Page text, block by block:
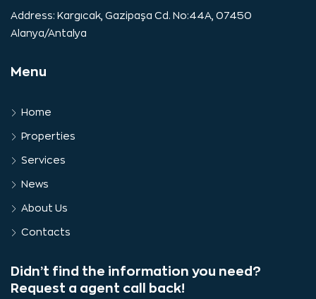
Address: Kargıcak, Gazipaşa Cd. No:44A, 07450
Alanya/Antalya
Menu
Home
Properties
Services
News
About Us
Contacts
Didn’t find the information you need?
Request a agent call back!